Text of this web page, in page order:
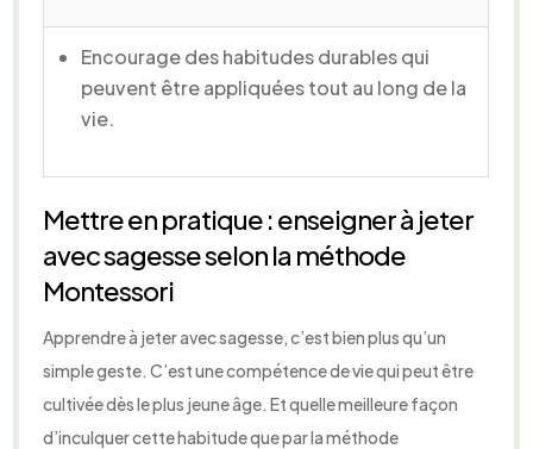
Encourage des habitudes durables qui
peuvent être appliquées tout au long de la
vie.
Mettre en pratique : enseigner à jeter
avec sagesse selon la méthode
Montessori
Apprendre à jeter avec sagesse, c’est bien plus qu’un
simple geste. C’est une compétence de vie qui peut être
cultivée dès le plus jeune âge. Et quelle meilleure façon
d’inculquer cette habitude que par la méthode